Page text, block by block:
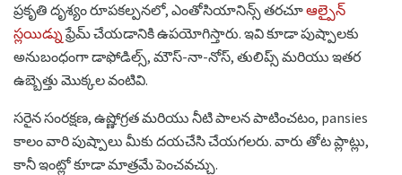
ప్రకృతి దృశ్యం రూపకల్పనలో, ఎంతోసియానిన్స్ తరచూఆల్పైన్
స్లయిడ్నుఫ్రేమ్ చేయడానికి ఉపయోగిస్తారు. ఇవి కూడా పుష్పాలకు
అనుబంధంగా డాఫోడిల్స్, మౌస్-నా-నోస్, తులిప్స్ మరియు ఇతర
ఉబ్బెత్తు మొక్కల వంటివి.
సరైన సంరక్షణ, ఉష్ణోగ్రత మరియు నీటి పాలన పాటించటం, pansies
కాలం వారి పుష్పాలు మీకు దయచేసి చేయగలరు. వారు తోట ప్లాట్లు,
కానీ ఇంట్లో కూడా మాత్రమే పెంచవచ్చు.